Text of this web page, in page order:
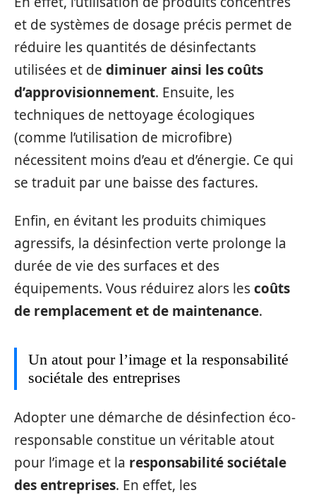
et de systèmes de dosage précis permet de
réduire les quantités de désinfectants
utilisées et de diminuer ainsi les coûts
d’approvisionnement. Ensuite, les
techniques de nettoyage écologiques
(comme l’utilisation de microfibre)
nécessitent moins d’eau et d’énergie. Ce qui
se traduit par une baisse des factures.
Enfin, en évitant les produits chimiques
agressifs, la désinfection verte prolonge la
durée de vie des surfaces et des
équipements. Vous réduirez alors lescoûts
de remplacement et de maintenance.
Un atout pour l’image et la responsabilité
sociétale des entreprises
Adopter une démarche de désinfection éco-
responsable constitue un véritable atout
pour l’image et la responsabilité sociétale
des entreprises. En effet, les